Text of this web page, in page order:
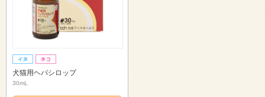
犬猫用ヘパシロップ
30mL